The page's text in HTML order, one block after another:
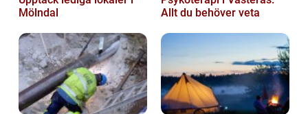
Mölndal
Allt du behöver veta